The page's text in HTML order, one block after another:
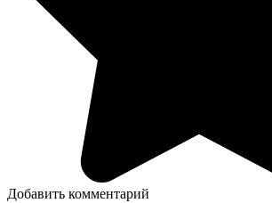
Добавить комментарий